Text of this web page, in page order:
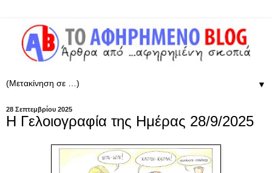
▼
28 Σεπτεμβρίου 2025
Η Γελοιογραφία της Ημέρας 28/9/2025